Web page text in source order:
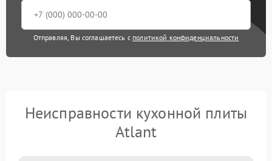
Отправляя, Вы соглашаетесь с политикой конфиденциальности
Неисправности кухонной плиты
Atlant